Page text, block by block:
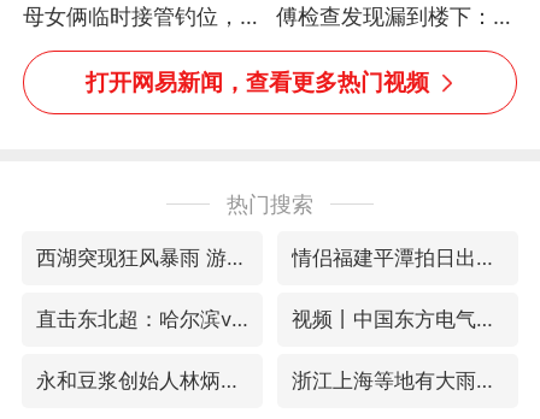
母女俩临时接管钓位，用
玩具鱼竿钓上大鱼
傅检查发现漏到楼下：出
风口未延伸到外墙
打开网易新闻，查看更多热门视频
热门搜索
西湖突现狂风暴雨 游客瞬间被浇透 情侣福建平潭拍日出时坠崖
直击东北超：哈尔滨vs通辽 视频丨中国东方电气集团原党组副书记、董事宋致远被查
永和豆浆创始人林炳生去世 浙江上海等地有大雨或暴雨